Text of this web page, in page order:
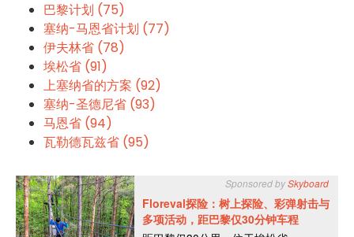
巴黎计划 (75)
塞纳-马恩省计划 (77)
伊夫林省 (78)
埃松省 (91)
上塞纳省的方案 (92)
塞纳-圣德尼省 (93)
马恩省 (94)
瓦勒德瓦兹省 (95)